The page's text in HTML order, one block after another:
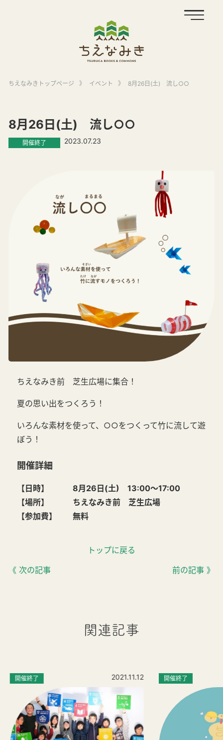
ちえなみきトップページ 》 イベント 》 8月26日(土) 流し○○
8月26日(土) 流し○○
開催終了 2023.07.23
ちえなみき前 芝生広場に集合！
夏の思い出をつくろう！
いろんな素材を使って、○○をつくって竹に流して遊
ぼう！
開催詳細
【日時】 8月26日(土) 13:00～17:00
【場所】 ちえなみき前 芝生広場
【参加費】 無料
《 次の記事
トップに戻る
前の記事 》
関連記事
開催終了 2021.11.12 開催終了